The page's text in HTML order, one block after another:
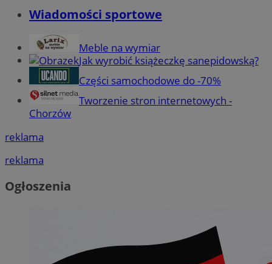
Wiadomości sportowe
Meble na wymiar
Jak wyrobić książeczkę sanepidowską?
Części samochodowe do -70%
Tworzenie stron internetowych -
Chorzów
reklama
reklama
Ogłoszenia